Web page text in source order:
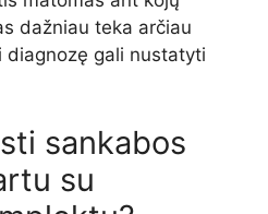
dažniau teka arčiau
diagnozę gali nustatyti
sankabos
su